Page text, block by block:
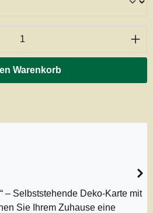
den gewünschten
Warenkorb
– Selbststehende Deko-Karte mit
Sie Ihrem Zuhause eine